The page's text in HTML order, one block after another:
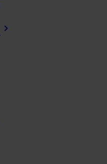
chevron_right